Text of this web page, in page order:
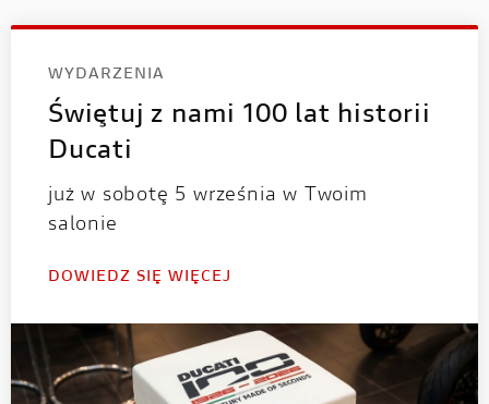
WYDARZENIA
Świętuj z nami 100 lat historii
Ducati
już w sobotę 5 września w Twoim
salonie
DOWIEDZ SIĘ WIĘCEJ